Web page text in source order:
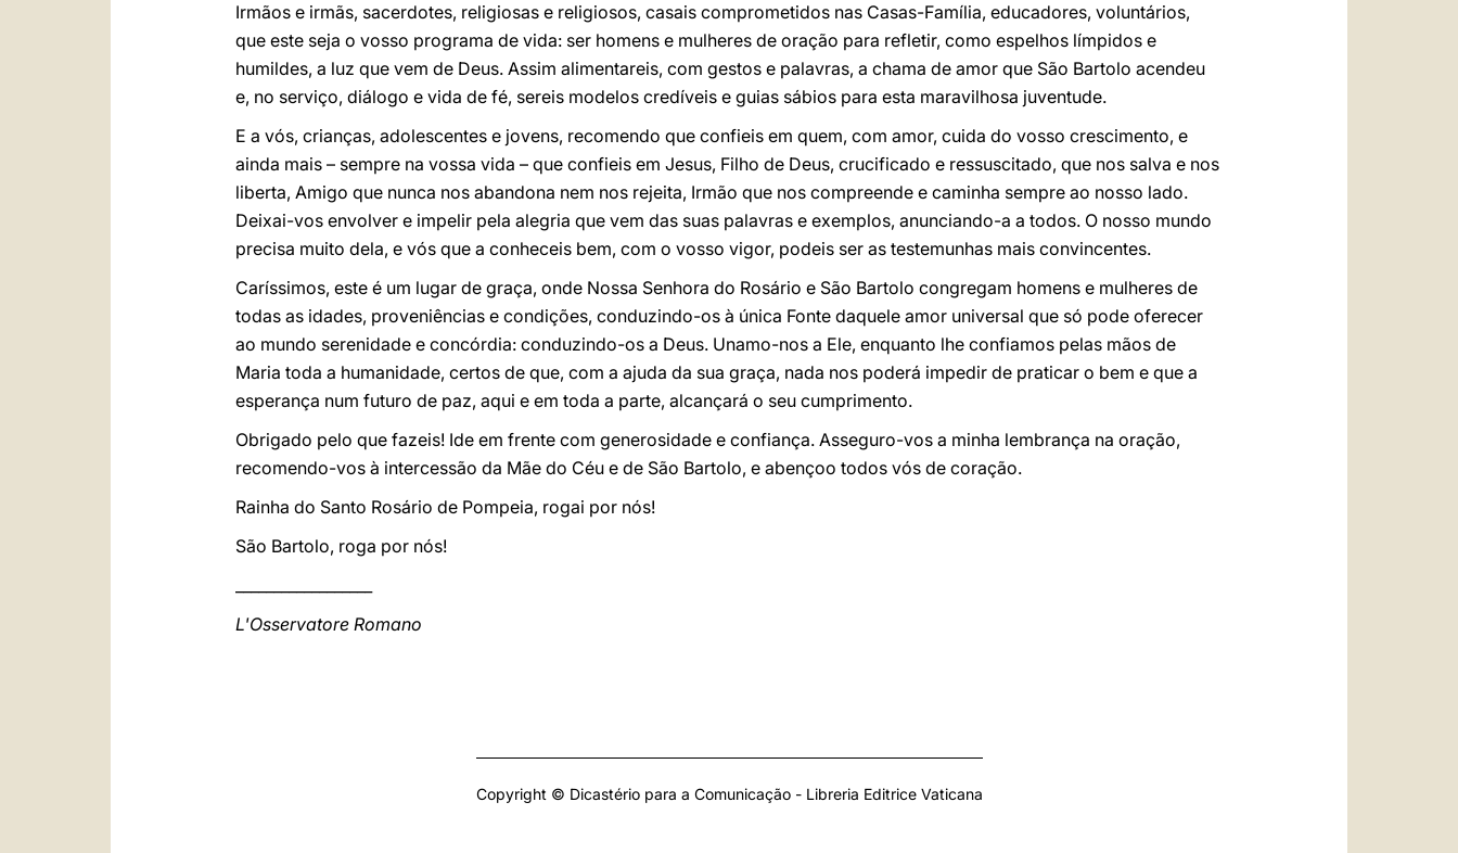
Irmãos e irmãs, sacerdotes, religiosas e religiosos, casais comprometidos nas Casas-Família, educadores, voluntários,
que este seja o vosso programa de vida: ser homens e mulheres de oração para refletir, como espelhos límpidos e
humildes, a luz que vem de Deus. Assim alimentareis, com gestos e palavras, a chama de amor que São Bartolo acendeu
e, no serviço, diálogo e vida de fé, sereis modelos credíveis e guias sábios para esta maravilhosa juventude.
E a vós, crianças, adolescentes e jovens, recomendo que confieis em quem, com amor, cuida do vosso crescimento, e
ainda mais – sempre na vossa vida – que confieis em Jesus, Filho de Deus, crucificado e ressuscitado, que nos salva e nos
liberta, Amigo que nunca nos abandona nem nos rejeita, Irmão que nos compreende e caminha sempre ao nosso lado.
Deixai-vos envolver e impelir pela alegria que vem das suas palavras e exemplos, anunciando-a a todos. O nosso mundo
precisa muito dela, e vós que a conheceis bem, com o vosso vigor, podeis ser as testemunhas mais convincentes.
Caríssimos, este é um lugar de graça, onde Nossa Senhora do Rosário e São Bartolo congregam homens e mulheres de
todas as idades, proveniências e condições, conduzindo-os à única Fonte daquele amor universal que só pode oferecer
ao mundo serenidade e concórdia: conduzindo-os a Deus. Unamo-nos a Ele, enquanto lhe confiamos pelas mãos de
Maria toda a humanidade, certos de que, com a ajuda da sua graça, nada nos poderá impedir de praticar o bem e que a
esperança num futuro de paz, aqui e em toda a parte, alcançará o seu cumprimento.
Obrigado pelo que fazeis! Ide em frente com generosidade e confiança. Asseguro-vos a minha lembrança na oração,
recomendo-vos à intercessão da Mãe do Céu e de São Bartolo, e abençoo todos vós de coração.
Rainha do Santo Rosário de Pompeia, rogai por nós!
São Bartolo, roga por nós!
L'Osservatore Romano
Copyright © Dicastério para a Comunicação - Libreria Editrice Vaticana